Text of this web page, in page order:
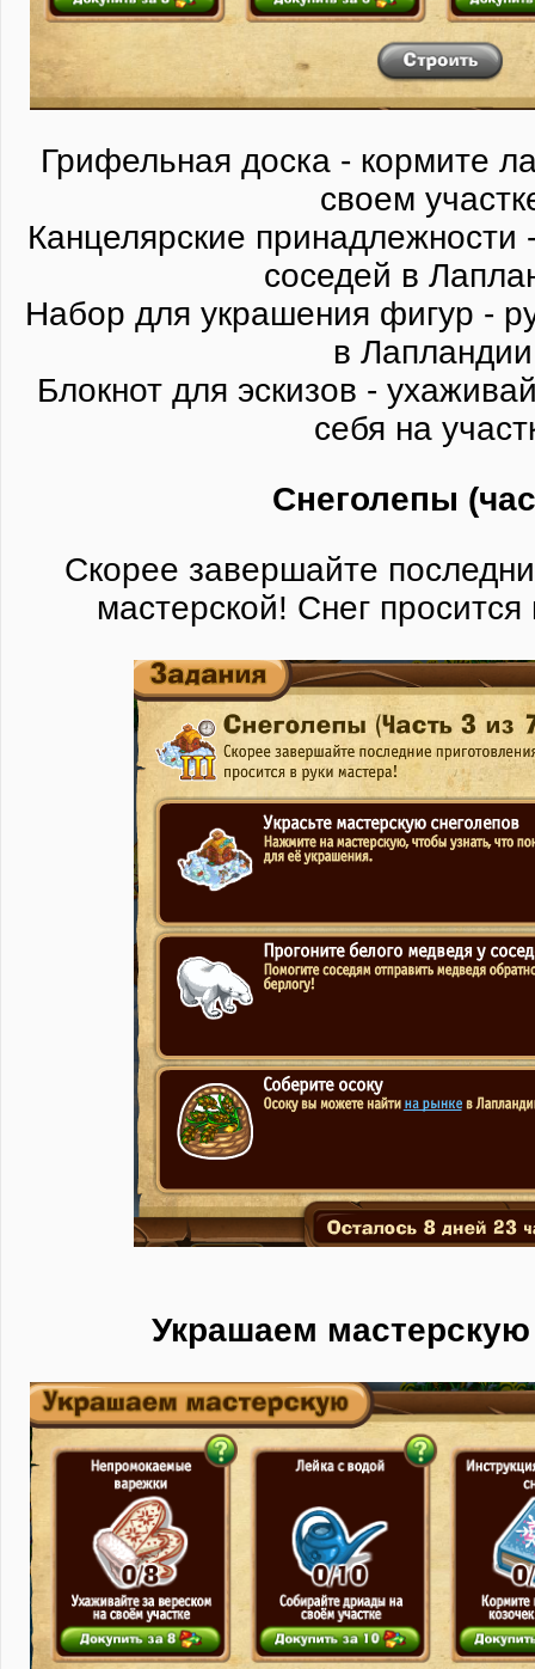
Грифельная доска - кормите
своем
Канцелярские принадлежности
соседей в
Набор для украшения фигур -
в
Блокнот для эскизов -
себя на
Снеголепы
Скорее завершайте
мастерской! Снег
Украшаем мастерскую